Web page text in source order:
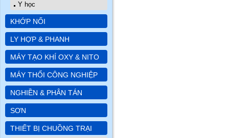
Y học
KHỚP NỐI
LY HỢP & PHANH
MÁY TẠO KHÍ OXY & NITO
MÁY THỔI CÔNG NGHIỆP
NGHIỀN & PHÂN TÁN
SƠN
THIẾT BỊ CHUỒNG TRẠI